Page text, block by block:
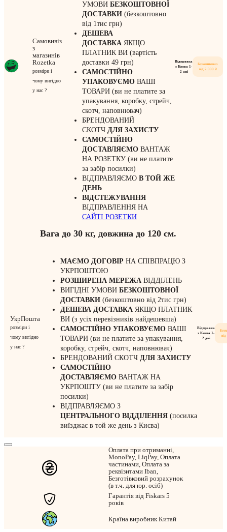
Самовивіз
з
магазинів
Rozetka
розміри і
чому вигідно
у нас ?
УМОВИ БЕЗКОШТОВНОЇ
ДОСТАВКИ (безкоштовно
від 1тис грн)
ДЕШЕВА
ДОСТАВКА ЯКЩО
ПЛАТНИК ВИ (вартість
доставки 49 грн)
САМОСТІЙНО
УПАКОВУЄМО ВАШІ
ТОВАРИ (ви не платите за
упакування, коробку, стрейч,
скотч, наповнювач)
БРЕНДОВАНИЙ
СКОТЧ ДЛЯ ЗАХИСТУ
САМОСТІЙНО
ДОСТАВЛЯЄМО ВАНТАЖ
НА РОЗЕТКУ (ви не платите
за забір посилки)
ВІДПРАВЛЯЄМО В ТОЙ ЖЕ
ДЕНЬ
ВІДСТЕЖУВАННЯ
ВІДПРАВЛЕННЯ НА
САЙТІ РОЗЕТКИ
Відправка
з Києва 1-
2 дні
Безкоштовно
від 2 000 ₴
УкрПошта
розміри і
чому вигідно
у нас ?
Вага до 30 кг, довжина до 120 см.
МАЄМО ДОГОВІР НА СПІВПРАЦЮ З
УКРПОШТОЮ
РОЗШИРЕНА МЕРЕЖА ВІДДІЛЕНЬ
ВИГІДНІ УМОВИ БЕЗКОШТОВНОЇ
ДОСТАВКИ (безкоштовно від 2тис грн)
ДЕШЕВА ДОСТАВКА ЯКЩО ПЛАТНИК
ВИ (з усіх перевізників найдешевша)
САМОСТІЙНО УПАКОВУЄМО ВАШІ
ТОВАРИ (ви не платите за упакування,
коробку, стрейч, скотч, наповнювач)
БРЕНДОВАНИЙ СКОТЧ ДЛЯ ЗАХИСТУ
САМОСТІЙНО
ДОСТАВЛЯЄМО ВАНТАЖ НА
УКРПОШТУ (ви не платите за забір
посилки)
ВІДПРАВЛЯЄМО З
ЦЕНТРАЛЬНОГО ВІДДІЛЕННЯ (посилка
виїзджає в той же день з Києва)
Відправка
з Києва 1-
2 дні
Оплата при отриманні,
MonoPay, LiqPay, Оплата
частинами, Оплата за
реквізитами Iban,
Безготівковий розрахунок
(в т.ч. для юр. осіб)
Гарантія від Fiskars 5
років
Країна виробник Китай